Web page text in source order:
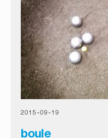
2015 -09 -19
boule